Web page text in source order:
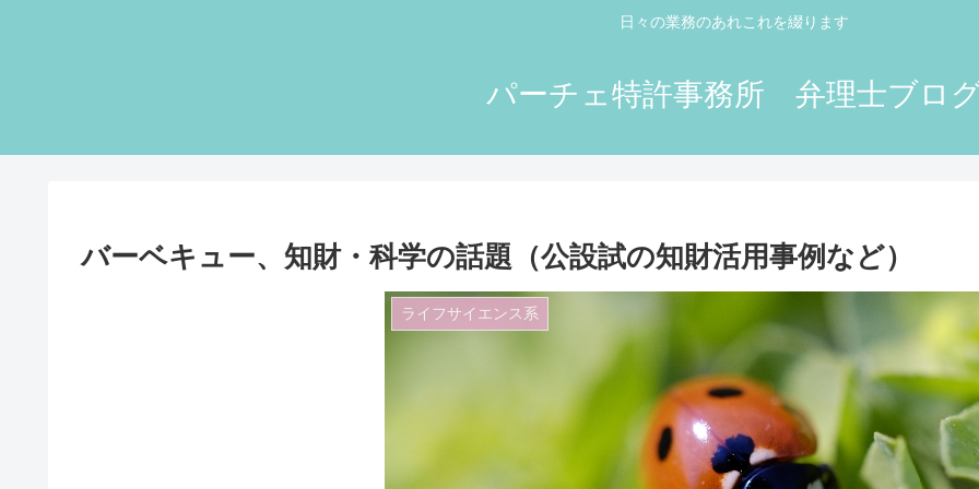
日々の業務のあれこれを綴ります
パーチェ特許事務所 弁理士ブロ
バーベキュー、知財・科学の話題（公設試の知財活用事例など）
ライフサイエンス系